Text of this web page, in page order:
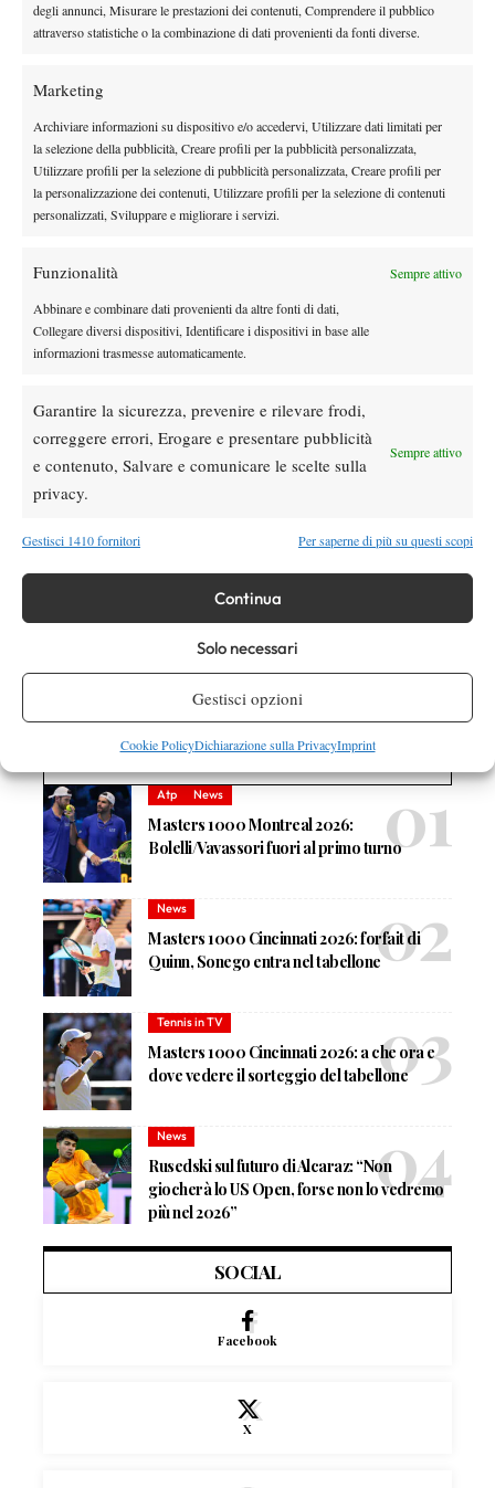
degli annunci, Misurare le prestazioni dei contenuti, Comprendere il pubblico
attraverso statistiche o la combinazione di dati provenienti da fonti diverse.
Marketing
Archiviare informazioni su dispositivo e/o accedervi, Utilizzare dati limitati per
la selezione della pubblicità, Creare profili per la pubblicità personalizzata,
Utilizzare profili per la selezione di pubblicità personalizzata, Creare profili per
la personalizzazione dei contenuti, Utilizzare profili per la selezione di contenuti
personalizzati, Sviluppare e migliorare i servizi.
Funzionalità Sempre attivo
Abbinare e combinare dati provenienti da altre fonti di dati,
Collegare diversi dispositivi, Identificare i dispositivi in base alle
informazioni trasmesse automaticamente.
Garantire la sicurezza, prevenire e rilevare frodi,
correggere errori, Erogare e presentare pubblicità
e contenuto, Salvare e comunicare le scelte sulla
privacy.
Sempre attivo
Gestisci 1410 fornitori Per saperne di più su questi scopi
Continua
Solo necessari
Gestisci opzioni
Cookie PolicyDichiarazione sulla PrivacyImprint
Sul prossimo avversarioTommy Paul:“Abbiamo già giocato
gioca un grande tennis, ha molto tocco e usa bene anche il back
quindi credo che il pubblico si divertirà. Domani mi prenderò
un giorno di pausa e poi mi preparerò al meglio per
domenica”.
E infine, non è mancato il riferimento al
giocatori diversi, anche amatori.
Farlo all’inizio del torneo è
stata un’ottima idea secondo me. È il secondo anno dell’evento,
ma il primo in cui era strutturato così, e si vede che sta
crescendo: credo che ogni anno andrà sempre meglio”
non ci aspettavamo che vincesse un amatore,ma Jordan Smith
ha meritato. C’erano tanti giocatori a guardare, tutti curiosi di
vedere cosa sarebbe successo”.
Atp News
Masters 1000 Montreal 2026:
Bolelli/Vavassori fuori al primo turno
News
Masters 1000 Cincinnati 2026: forfait di
Quinn, Sonego entra nel tabellone
Tennis in TV
Masters 1000 Cincinnati 2026: a che ora e
dove vedere il sorteggio del tabellone
News
Rusedski sul futuro di Alcaraz: “Non
giocherà lo US Open, forse non lo vedremo
più nel 2026”
SOCIAL
Facebook
X